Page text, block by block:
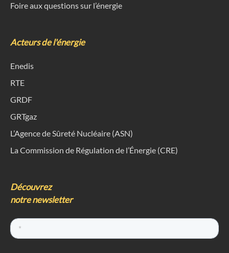
Foire aux questions sur l’énergie
Acteurs de l'énergie
Enedis
RTE
GRDF
GRTgaz
L’Agence de Sûreté Nucléaire (ASN)
La Commission de Régulation de l’Énergie (CRE)
Découvrez
notre newsletter